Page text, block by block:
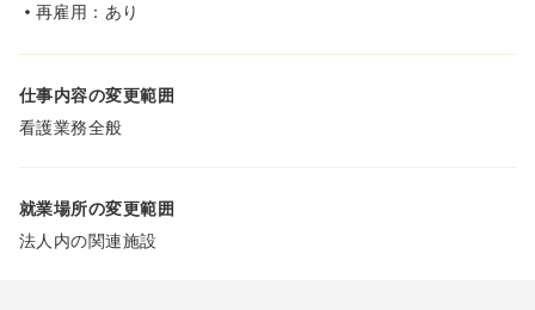
再雇用：あり
仕事内容の変更範囲
看護業務全般
就業場所の変更範囲
法人内の関連施設